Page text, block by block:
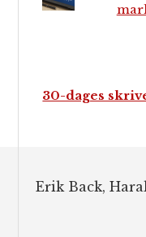
30-dages
Erik Back,